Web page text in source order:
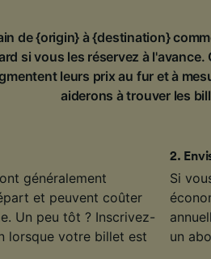
de {origin} à {destination}
si vous les réservez à
leurs prix au fur et à
aiderons à trouver les
généralement
et peuvent coûter
Un peu tôt ? Inscrivez-
lorsque votre billet est
2.
Si
un